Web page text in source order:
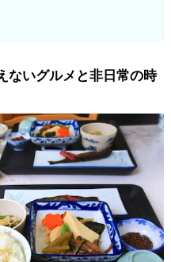
ないグルメと非日常の時